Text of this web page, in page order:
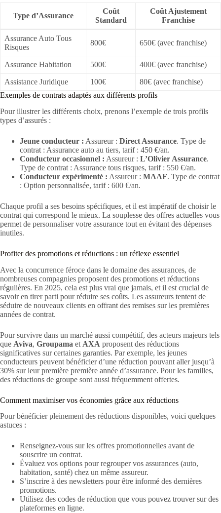
Type d’Assurance
Coût
Standard
Coût Ajustement
Franchise
Assurance Auto Tous
Risques
800€ 650€ (avec franchise)
Assurance Habitation 500€ 400€ (avec franchise)
Assistance Juridique 100€
80€ (avec franchise)
Exemples de contrats adaptés aux différents profils
Pour illustrer les différents choix, prenons l’exemple de trois profils
types d’assurés :
Jeune conducteur : Assureur : Direct Assurance. Type de
contrat : Assurance auto au tiers, tarif : 450 €/an.
Conducteur occasionnel : Assureur : L’Olivier Assurance.
Type de contrat : Assurance tous risques, tarif : 550 €/an.
Conducteur expérimenté : Assureur : MAAF. Type de contrat
: Option personnalisée, tarif : 600 €/an.
Chaque profil a ses besoins spécifiques, et il est impératif de choisir le
contrat qui correspond le mieux. La souplesse des offres actuelles vous
permet de personnaliser votre assurance tout en évitant des dépenses
inutiles.
Profiter des promotions et réductions : un réflexe essentiel
Avec la concurrence féroce dans le domaine des assurances, de
nombreuses compagnies proposent des promotions et réductions
régulières. En 2025, cela est plus vrai que jamais, et il est crucial de
savoir en tirer parti pour réduire ses coûts. Les assureurs tentent de
séduire de nouveaux clients en offrant des remises sur les premières
années de contrat.
Pour survivre dans un marché aussi compétitif, des acteurs majeurs tels
que Aviva, Groupama et AXA proposent des réductions
significatives sur certaines garanties. Par exemple, les jeunes
conducteurs peuvent bénéficier d’une réduction pouvant aller jusqu’à
30% sur leur première première année d’assurance. Pour les familles,
des réductions de groupe sont aussi fréquemment offertes.
Comment maximiser vos économies grâce aux réductions
Pour bénéficier pleinement des réductions disponibles, voici quelques
astuces :
Renseignez-vous sur les offres promotionnelles avant de
souscrire un contrat.
Évaluez vos options pour regrouper vos assurances (auto,
habitation, santé) chez un même assureur.
S’inscrire à des newsletters pour être informé des dernières
promotions.
Utilisez des codes de réduction que vous pouvez trouver sur des
plateformes en ligne.